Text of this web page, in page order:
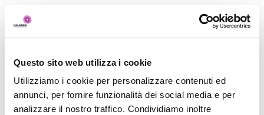
Questo sito web utilizza i cookie
Utilizziamo i cookie per personalizzare contenuti ed
annunci, per fornire funzionalità dei social media e per
analizzare il nostro traffico. Condividiamo inoltre